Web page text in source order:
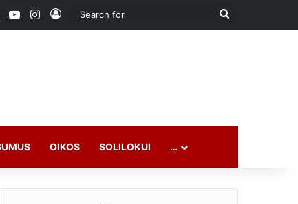
YouTubeInstagram
Log In
Search
OIKOS SOLILOKUI …